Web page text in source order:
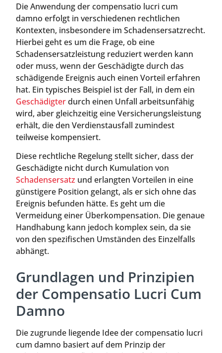
Die Anwendung der compensatio lucri cum
damno erfolgt in verschiedenen rechtlichen
Kontexten, insbesondere im Schadensersatzrecht.
Hierbei geht es um die Frage, ob eine
Schadensersatzleistung reduziert werden kann
oder muss, wenn der Geschädigte durch das
schädigende Ereignis auch einen Vorteil erfahren
hat. Ein typisches Beispiel ist der Fall, in dem ein
Geschädigterdurch einen Unfall arbeitsunfähig
wird, aber gleichzeitig eine Versicherungsleistung
erhält, die den Verdienstausfall zumindest
teilweise kompensiert.
Diese rechtliche Regelung stellt sicher, dass der
Geschädigte nicht durch Kumulation von
Schadensersatz und erlangten Vorteilen in eine
günstigere Position gelangt, als er sich ohne das
Ereignis befunden hätte. Es geht um die
Vermeidung einer Überkompensation. Die genaue
Handhabung kann jedoch komplex sein, da sie
von den spezifischen Umständen des Einzelfalls
abhängt.
Grundlagen und Prinzipien
der Compensatio Lucri Cum
Damno
Die zugrunde liegende Idee der compensatio lucri
cum damno basiert auf dem Prinzip der